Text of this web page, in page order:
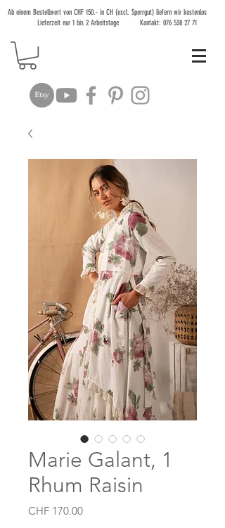
Ab einem Bestellwert von CHF 150.- in CH (excl. Sperrgut) liefern wir kostenlos
Lieferzeit nur 1 bis 2 Arbeitstage Kontakt: 076 538 27 71
Marie Galant, 1
Rhum Raisin
CHF 170.00Preis